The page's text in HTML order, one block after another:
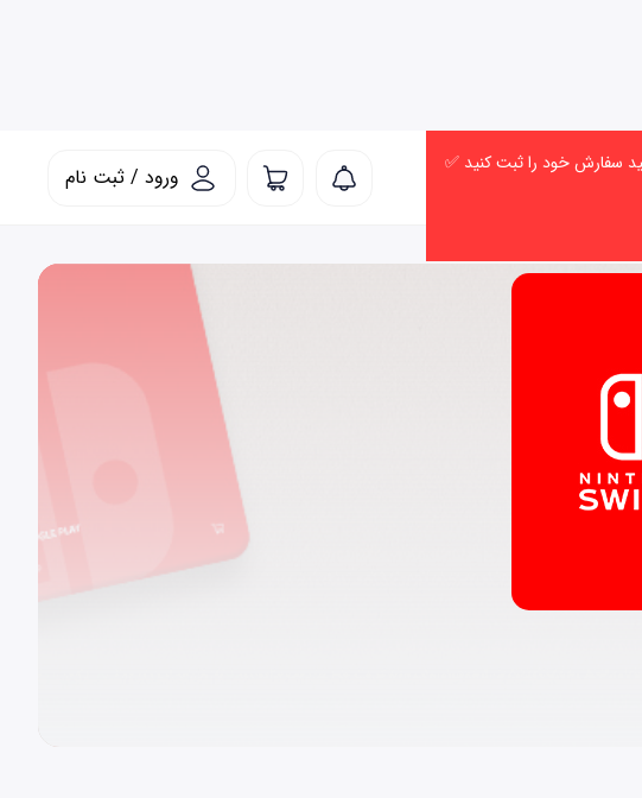
ورود / ثبت نام